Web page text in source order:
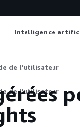
Intelligence
de l’utilisateur
de l’utilisateur